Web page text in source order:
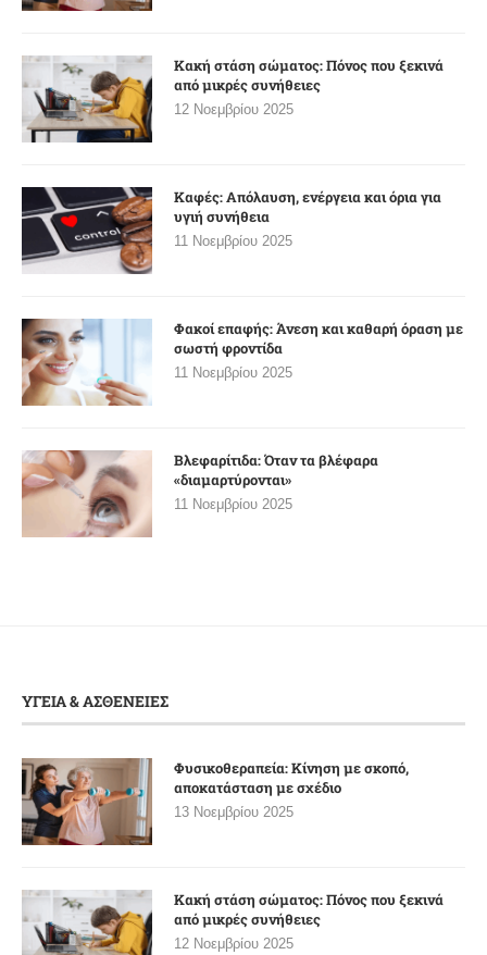
Κακή στάση σώματος: Πόνος που ξεκινά
από μικρές συνήθειες
12 Νοεμβρίου 2025
Καφές: Απόλαυση, ενέργεια και όρια για
υγιή συνήθεια
11 Νοεμβρίου 2025
Φακοί επαφής: Άνεση και καθαρή όραση με
σωστή φροντίδα
11 Νοεμβρίου 2025
Βλεφαρίτιδα: Όταν τα βλέφαρα
«διαμαρτύρονται»
11 Νοεμβρίου 2025
ΥΓΕΙΑ & ΑΣΘΕΝΕΙΕΣ
Φυσικοθεραπεία: Κίνηση με σκοπό,
αποκατάσταση με σχέδιο
13 Νοεμβρίου 2025
Κακή στάση σώματος: Πόνος που ξεκινά
από μικρές συνήθειες
12 Νοεμβρίου 2025